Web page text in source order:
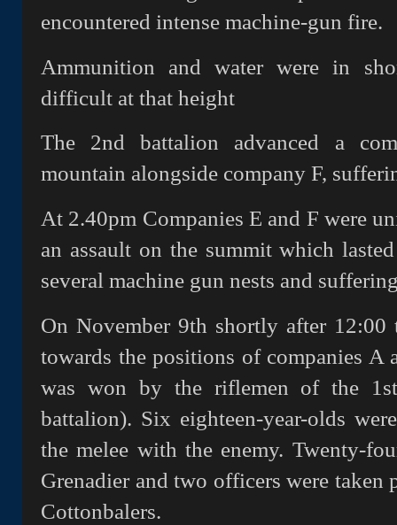
encountered intense machine-gun fire.
Ammunition and water were in
difficult at that height
The 2nd battalion advanced a
mountain alongside company F,
At 2.40pm Companies E and F were
an assault on the summit which
several machine gun nests and
On November 9th shortly after 12:00
towards the positions of companies
was won by the riflemen of the
battalion). Six eighteen-year-olds
the melee with the enemy. Twenty-
Grenadier and two officers were
Cottonbalers.